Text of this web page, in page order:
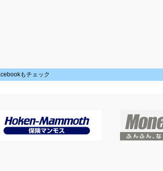
もチェック